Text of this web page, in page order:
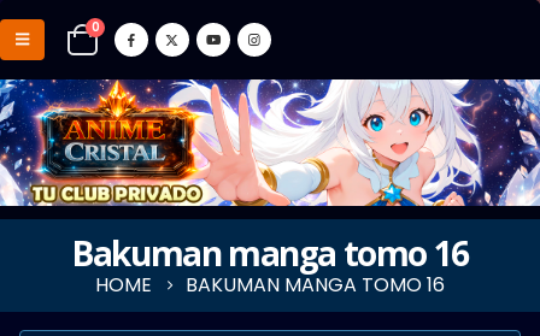
0
Bakuman manga tomo 16
HOME BAKUMAN MANGA TOMO 16